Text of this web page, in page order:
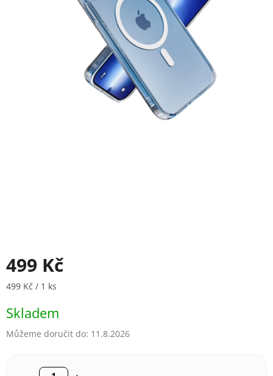
499 Kč
Měrná cena:
499 Kč / 1 ks
Skladem
Můžeme doručit do: 11.8.2026